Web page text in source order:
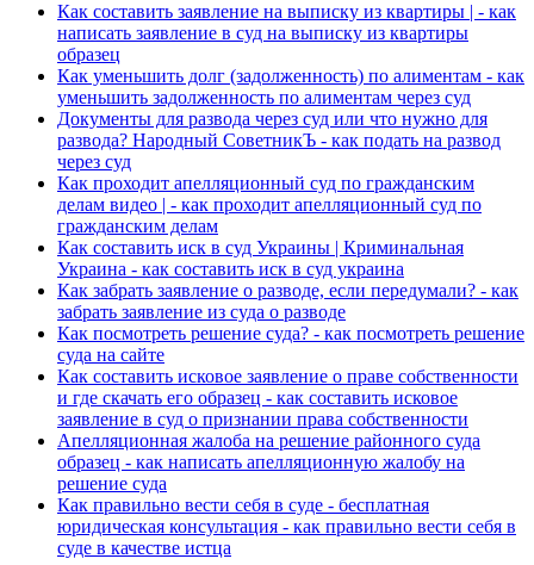
Как составить заявление на выписку из квартиры | - как
написать заявление в суд на выписку из квартиры
образец
Как уменьшить долг (задолженность) по алиментам - как
уменьшить задолженность по алиментам через суд
Документы для развода через суд или что нужно для
развода? Народный СоветникЪ - как подать на развод
через суд
Как проходит апелляционный суд по гражданским
делам видео | - как проходит апелляционный суд по
гражданским делам
Как составить иск в суд Украины | Криминальная
Украина - как составить иск в суд украина
Как забрать заявление о разводе, если передумали? - как
забрать заявление из суда о разводе
Как посмотреть решение суда? - как посмотреть решение
суда на сайте
Как составить исковое заявление о праве собственности
и где скачать его образец - как составить исковое
заявление в суд о признании права собственности
Апелляционная жалоба на решение районного суда
образец - как написать апелляционную жалобу на
решение суда
Как правильно вести себя в суде - бесплатная
юридическая консультация - как правильно вести себя в
суде в качестве истца